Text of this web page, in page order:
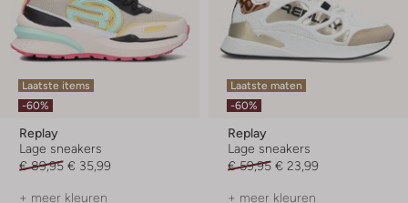
Laatste items
-60%
Replay
Lage sneakers
€ 89,95 € 35,99
+ meer kleuren
Laatste maten
-60%
Replay
Lage sneakers
€ 59,95 € 23,99
+ meer kleuren